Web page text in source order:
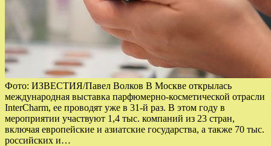
Фото: ИЗВЕСТИЯ/Павел Волков В Москве открылась
международная выставка парфюмерно-косметической отрасли
InterCharm, ее проводят уже в 31-й раз. В этом году в
мероприятии участвуют 1,4 тыс. компаний из 23 стран,
включая европейские и азиатские государства, а также 70 тыс.
российских и…